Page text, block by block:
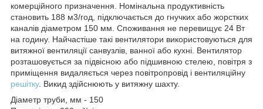
комерційного призначення. Номінальна продуктивність
становить 188 м3/год, підключається до гнучких або жорстких
каналів діаметром 150 мм. Споживання не перевищує 24 Вт
на годину. Найчастіше такі вентилятори використовуються для
витяжної вентиляції санвузлів, ванної або кухні. Вентилятор
розташовується за підвісною або підшивною стелею, повітря з
приміщення видаляється через повітропровід і вентиляційну
решітку. Викид здійснюють у витяжну шахту.
Діаметр труби, мм - 150